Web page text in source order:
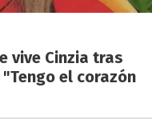
vive Cinzia tras
el corazón